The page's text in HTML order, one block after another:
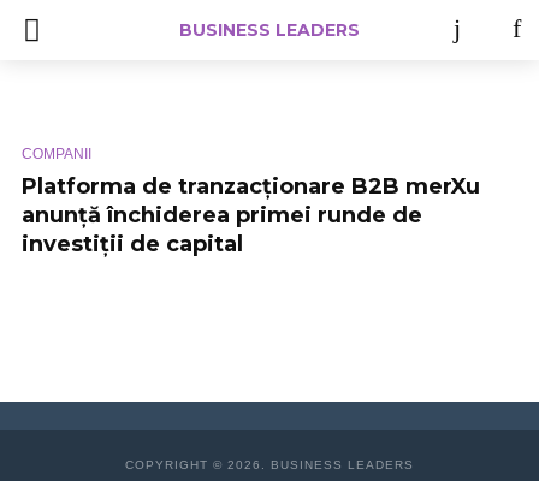
BUSINESS LEADERS
COMPANII
Platforma de tranzacționare B2B merXu
anunță închiderea primei runde de
investiții de capital
COPYRIGHT © 2026. BUSINESS LEADERS